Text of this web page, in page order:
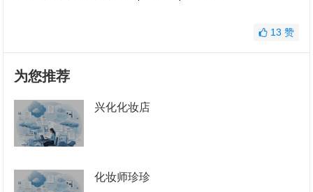
13 赞
为您推荐
兴化化妆店
化妆师珍珍